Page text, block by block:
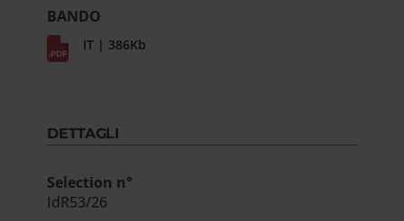
BANDO
IT | 386Kb
DETTAGLI
Selection n°
IdR53/26